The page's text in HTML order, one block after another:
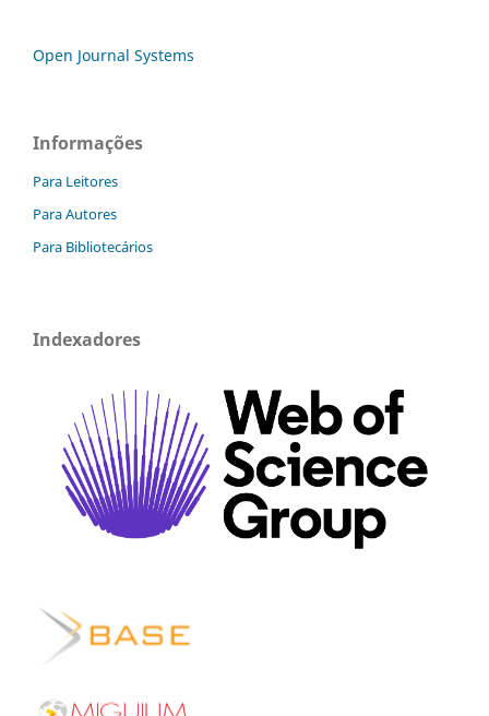
Open Journal Systems
Informações
Para Leitores
Para Autores
Para Bibliotecários
Indexadores